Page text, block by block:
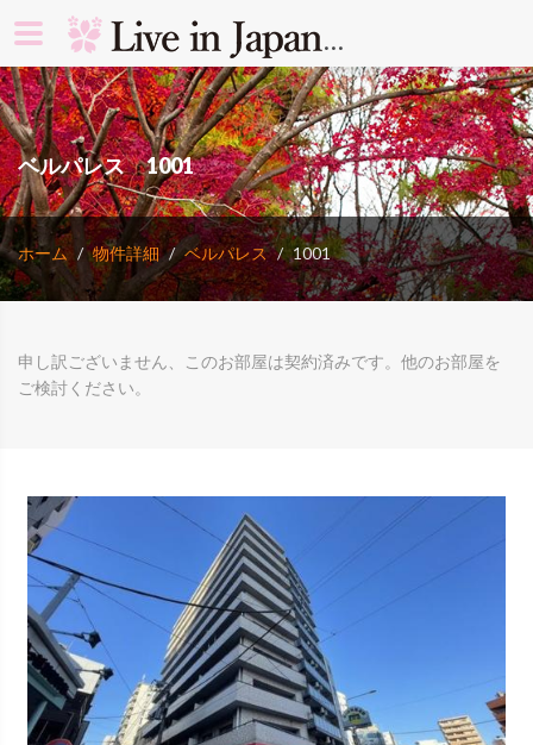
ベルパレス 1001
ホーム 物件詳細 ベルパレス 1001
申し訳ございません、このお部屋は契約済みです。他のお部屋を
ご検討ください。